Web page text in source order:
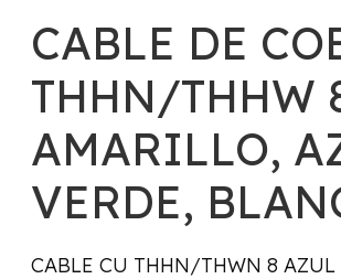
CABLE DE
THHN/THHW
AMARILLO,
VERDE,
CABLE CU THHN/THWN 8 AZUL